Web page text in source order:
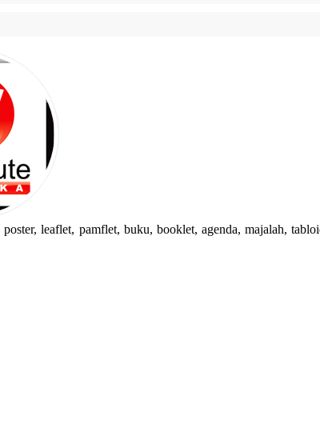
leaflet, pamflet, buku, booklet, agenda, majalah,